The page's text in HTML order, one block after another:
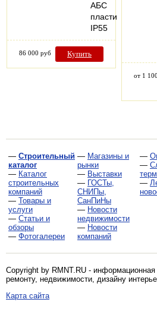
AБC
пластик,
IP55
86 000 руб Купить
от 1
— Строительный
каталог
— Каталог
строительных
компаний
— Товары и
услуги
— Статьи и
обзоры
— Фотогалереи
— Магазины и
рынки
— Выставки
— ГОСТы,
СНИПы,
СанПиНы
— Новости
недвижимости
— Новости
компаний
—
—
—
Copyright by RMNT.RU -
ремонту, недвижимости, дизайну
Карта сайта